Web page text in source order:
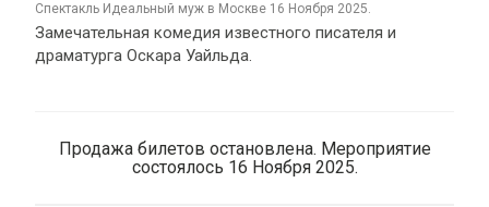
спектакль Идеальный муж в Москве 16 Ноября 2025.
Замечательная комедия известного писателя и
драматурга Оскара Уайльда.
Продажа билетов остановлена. Мероприятие
состоялось 16 Ноября 2025.